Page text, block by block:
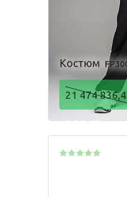
Лонгслив
Футболка
Костюм
21 474
836,48Р